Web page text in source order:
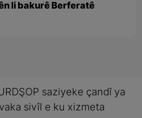
li bakurê Berferatê
saziyeke çandî ya
sivîl e ku xizmeta